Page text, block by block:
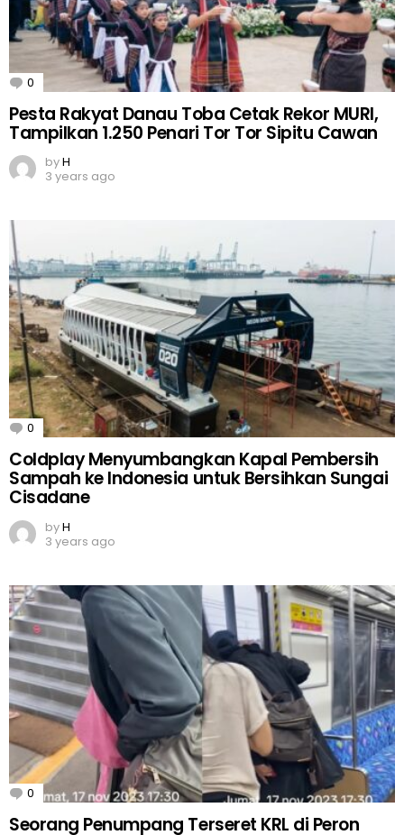
0 Comments
Pesta Rakyat Danau Toba Cetak Rekor MURI,
Tampilkan 1.250 Penari Tor Tor Sipitu Cawan
byH
3 years ago
0 Comments
Coldplay Menyumbangkan Kapal Pembersih
Sampah ke Indonesia untuk Bersihkan Sungai
Cisadane
byH
3 years ago
0 Comments
Seorang Penumpang Terseret KRL di Peron